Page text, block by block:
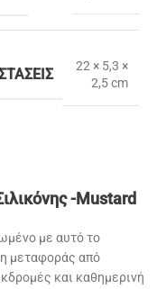
22 × 5,3 ×
2,5 cm
-Mustard
με αυτό το
μεταφοράς από
και καθημερινή